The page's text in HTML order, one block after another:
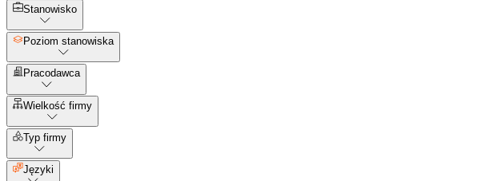
Stanowisko
Poziom stanowiska
Pracodawca
Wielkość firmy
Typ firmy
Języki